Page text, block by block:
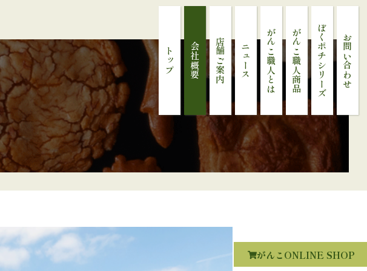
トップ 会社概要 店舗ご案内 ニュース がんこ職人とは がんこ職人商品 ぼくポチシリーズ お問い合わせ
がんこONLINE SHOP